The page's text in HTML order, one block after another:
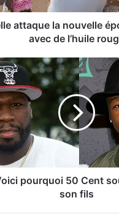
attaque la nouvelle
avec de l’huile
pourquoi 50 Cent
son fils